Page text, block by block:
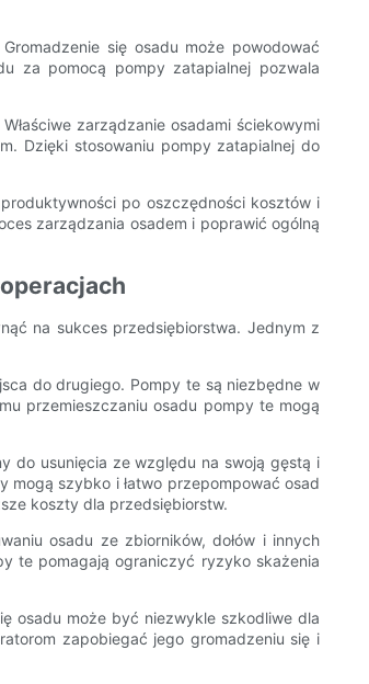
się osadu może powodować
za pomocą pompy zatapialnej pozwala
zarządzanie osadami ściekowymi
Dzięki stosowaniu pompy zatapialnej do
po oszczędności kosztów i
zarządzania osadem i poprawić ogólną
na sukces przedsiębiorstwa. Jednym z
do drugiego. Pompy te są niezbędne w
przemieszczaniu osadu pompy te mogą
do usunięcia ze względu na swoją gęstą i
mogą szybko i łatwo przepompować osad
koszty dla przedsiębiorstw.
osadu ze zbiorników, dołów i innych
te pomagają ograniczyć ryzyko skażenia
osadu może być niezwykle szkodliwe dla
zapobiegać jego gromadzeniu się i